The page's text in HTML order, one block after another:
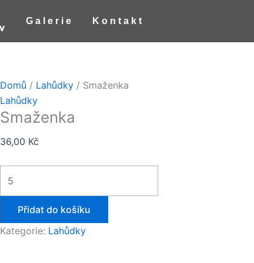
Galerie Kontakt
Domů / Lahůdky / Smaženka
Lahůdky
Smaženka
36,00 Kč
množství
Přidat do košíku
Kategorie: Lahůdky